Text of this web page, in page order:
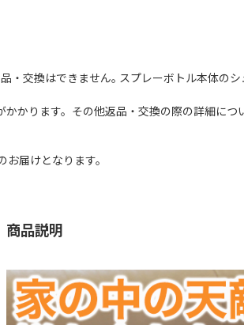
・交換はできません｡ スプレーボトル本体の
かります。その他返品・交換の際の詳細につ
届けとなります。
商品説明